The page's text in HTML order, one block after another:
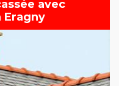
avec
Eragny